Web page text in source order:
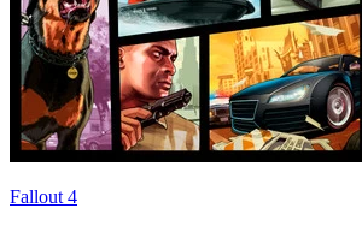
Fallout 4